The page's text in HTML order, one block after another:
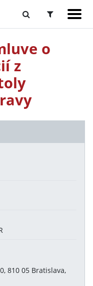
o
z
810 05 Bratislava,